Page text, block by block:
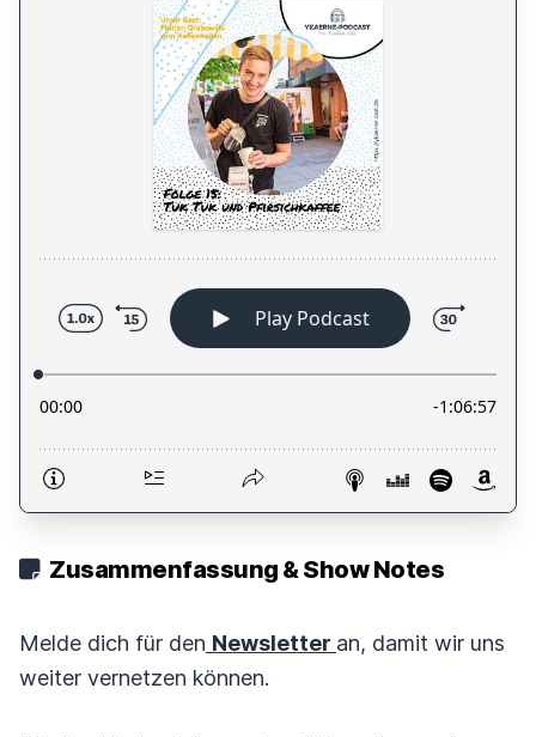
Zusammenfassung & Show Notes
Melde dich für den Newsletter an, damit wir uns
weiter vernetzen können.